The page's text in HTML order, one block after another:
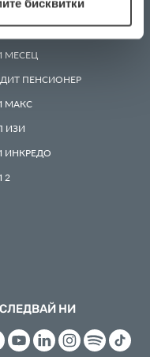
бисквитки
КРЕДИТ
МЕСЕЦ
ПЕНСИОНЕР
МАКС
ИЗИ
ИНКРЕДО
2
НИ